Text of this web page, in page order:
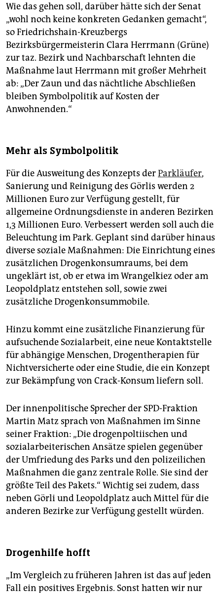
Wie das gehen soll, darüber hätte sich der Senat
„wohl noch keine konkreten Gedanken gemacht“,
so Friedrichshain-Kreuzbergs
Bezirksbürgermeisterin Clara Herrmann (Grüne)
zur taz. Bezirk und Nachbarschaft lehnten die
Maßnahme laut Herrmann mit großer Mehrheit
ab: „Der Zaun und das nächtliche Abschließen
bleiben Symbolpolitik auf Kosten der
Anwohnenden.“
Mehr als Symbolpolitik
Für die Ausweitung des Konzepts derParkläufer,
Sanierung und Reinigung des Görlis werden 2
Millionen Euro zur Verfügung gestellt, für
allgemeine Ordnungsdienste in anderen Bezirken
1,3 Millionen Euro. Verbessert werden soll auch die
Beleuchtung im Park. Geplant sind darüber hinaus
diverse soziale Maßnahmen: Die Einrichtung eines
zusätzlichen Drogenkonsumraums, bei dem
ungeklärt ist, ob er etwa im Wrangelkiez oder am
Leopoldplatz entstehen soll, sowie zwei
zusätzliche Drogenkonsummobile.
Hinzu kommt eine zusätzliche Finanzierung für
aufsuchende Sozialarbeit, eine neue Kontaktstelle
für abhängige Menschen, Drogentherapien für
Nichtversicherte oder eine Studie, die ein Konzept
zur Bekämpfung von Crack-Konsum liefern soll.
Der innenpolitische Sprecher der SPD-Fraktion
Martin Matz sprach von Maßnahmen im Sinne
seiner Fraktion: „Die drogenpoltiischen und
sozialarbeiterischen Ansätze spielen gegenüber
der Umfriedung des Parks und den polizeilichen
Maßnahmen die ganz zentrale Rolle. Sie sind der
größte Teil des Pakets.“ Wichtig sei zudem, dass
neben Görli und Leopoldplatz auch Mittel für die
anderen Bezirke zur Verfügung gestellt würden.
Drogenhilfe hofft
„Im Vergleich zu früheren Jahren ist das auf jeden
Fall ein positives Ergebnis. Sonst hatten wir nur